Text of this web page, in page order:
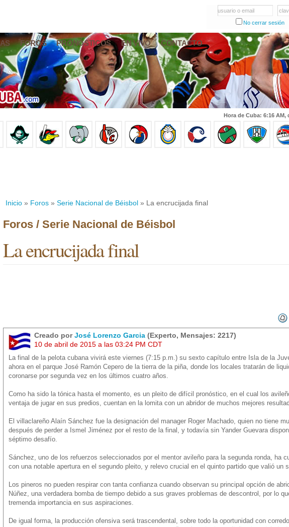
usuario o email
No cerrar sesión
FOROS PRONÓSTICOS EN VIVO CONTACTO
Hora de Cuba: 6:16
Inicio » Foros » Serie Nacional de Béisbol » La encrucijada final
Foros / Serie Nacional de Béisbol
La encrucijada final
Creado porJosé Lorenzo Garcia (Experto, Mensajes: 2217)
10 de abril de 2015 a las 03:24 PM CDT
La final de la pelota cubana vivirá este viernes (7:15 p.m.) su sexto capítulo entre Isla de la
ahora en el parque José Ramón Cepero de la tierra de la piña, donde los locales tratarán de
coronarse por segunda vez en los últimos cuatro años.
Como ha sido la tónica hasta el momento, es un pleito de difícil pronóstico, en el cual los
ventaja de jugar en sus predios, cuentan en la lomita con un abridor de muchos mejores
El villaclareño Alaín Sánchez fue la designación del manager Roger Machado, quien no tiene
después de perder a Ismel Jiménez por el resto de la final, y todavía sin Yander Guevara
séptimo desafío.
Sánchez, uno de los refuerzos seleccionados por el mentor avileño para la segunda ronda, ha
con una notable apertura en el segundo pleito, y relevo crucial en el quinto partido que valió un
Los pineros no pueden respirar con tanta confianza cuando observan su principal opción de
Núñez, una verdadera bomba de tiempo debido a sus graves problemas de descontrol, por lo
tremenda importancia en sus aspiraciones.
De igual forma, la producción ofensiva será trascendental, sobre todo la oportunidad con